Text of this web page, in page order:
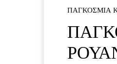
ΠΑΓΚΟΣΜΙΑ